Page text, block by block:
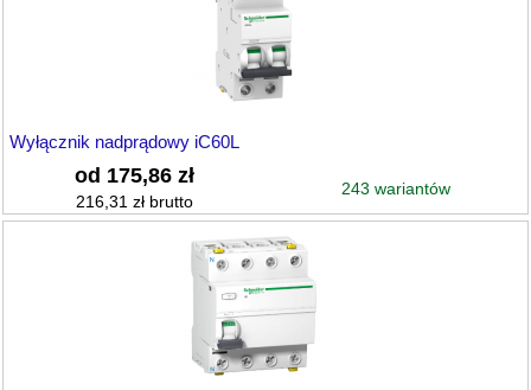
Wyłącznik nadprądowy iC60L
od 175,86 zł
216,31 zł brutto
243 wariantów